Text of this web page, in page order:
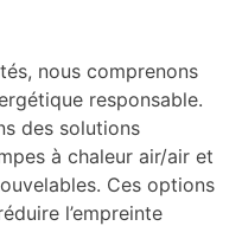
nous comprenons
responsable.
des solutions
à chaleur air/air et
Ces options
l’empreinte